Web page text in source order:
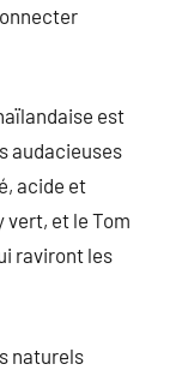
est
audacieuses
acide et
vert, et le Tom
raviront les
naturels